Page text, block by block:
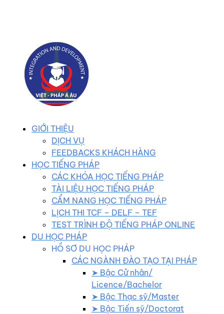
GIỚI THIỆU
DỊCH VỤ
FEEDBACKS KHÁCH HÀNG
HỌC TIẾNG PHÁP
CÁC KHÓA HỌC TIẾNG PHÁP
TÀI LIỆU HỌC TIẾNG PHÁP
CẨM NANG HỌC TIẾNG PHÁP
LỊCH THI TCF – DELF – TEF
TEST TRÌNH ĐỘ TIẾNG PHÁP ONLINE
DU HỌC PHÁP
HỒ SƠ DU HỌC PHÁP
CÁC NGÀNH ĐÀO TẠO TẠI PHÁP
➤ Bậc Cử nhân/
Licence/Bachelor
➤ Bậc Thạc sỹ/Master
➤ Bậc Tiến sỹ/Doctorat